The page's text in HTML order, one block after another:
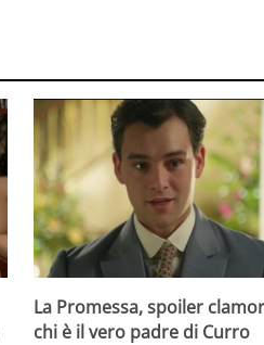
La Promessa, spoiler
chi è il vero padre di Curro